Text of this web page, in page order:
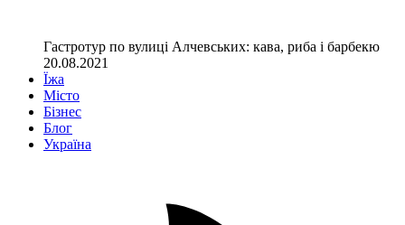
Гастротур по вулиці Алчевських: кава, риба і барбекю
20.08.2021
Їжа
Місто
Бізнес
Блог
Україна